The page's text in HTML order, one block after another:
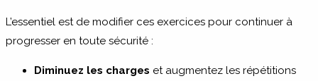
L’essentiel est de modifier ces exercices pour continuer à
progresser en toute sécurité :
Diminuez les charges et augmentez les répétitions